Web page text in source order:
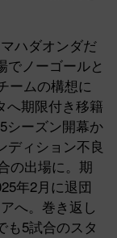
ハダオンダだ
でノーゴールと
ームの構想に
へ期限付き移籍
シーズン開幕か
ディション不良
の出場に。期
年2月に退団
へ。巻き返し
も5試合のスタ